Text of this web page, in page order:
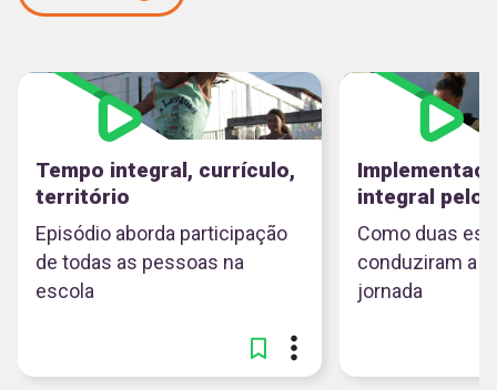
Tempo integral, currículo,
território
Episódio aborda participação
de todas as pessoas na
escola
integral pelo
Como duas
conduziram a
jornada